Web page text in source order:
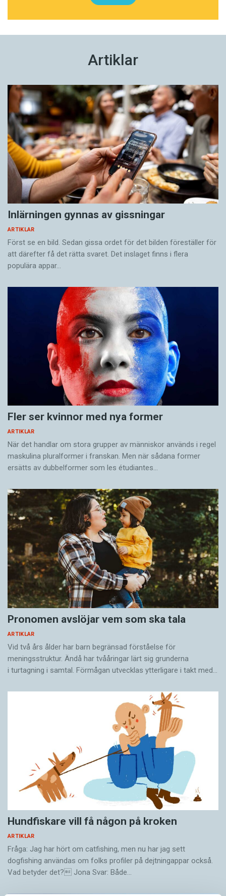
Artiklar
Inlärningen gynnas av gissningar
ARTIKLAR
Först se en bild. Sedan gissa ordet för det bilden föreställer för
att därefter få det rätta svaret. Det inslaget finns i flera
populära appar…
Fler ser kvinnor med nya former
ARTIKLAR
När det handlar om stora grupper av människor används i regel
maskulina pluralformer i franskan. Men när sådana ­former
ersätts av dubbel­former som les étudiantes…
Pronomen avslöjar vem som ska tala
ARTIKLAR
Vid två års ålder har barn begränsad förståelse för
meningsstruktur. Ändå har tvååringar lärt sig grunderna
i turtagning i samtal. Förmågan utvecklas ytterligare i takt med…
Hundfiskare vill få någon på kroken
ARTIKLAR
Fråga: Jag har hört om catfishing, men nu har jag sett
dogfishing användas om folks profiler på dejtningappar också.
Vad betyder det? Jona Svar: Både…